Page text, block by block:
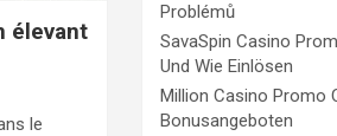
élevant
le
Problémů
SavaSpin Casino
Und Wie Einlösen
Million Casino Promo
Bonusangeboten